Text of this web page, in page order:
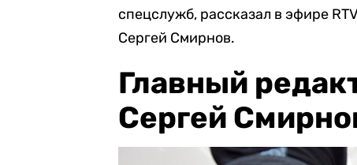
спецслужб, рассказал в эфире
Сергей Смирнов.
Главный
Сергей